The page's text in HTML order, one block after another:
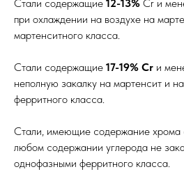
Стали содержащие 12-13% Cr и
при охлаждении на воздухе на
мартенситного класса.
Стали содержащие 17-19% Cr и
неполную закалку на мартенсит и
ферритного класса.
Стали, имеющие содержание хрома
любом содержании углерода не
однофазными ферритного класса.